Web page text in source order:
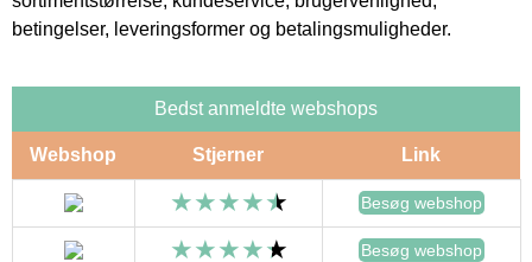
betingelser, leveringsformer og betalingsmuligheder.
Bedst anmeldte webshops
Webshop Stjerner Link
Besøg webshop
Besøg webshop